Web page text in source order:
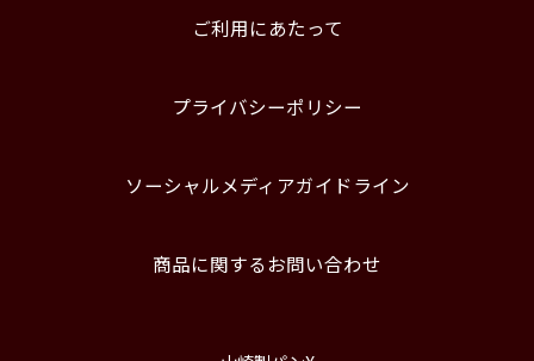
ご利用にあたって
プライバシーポリシー
ソーシャルメディアガイドライン
商品に関するお問い合わせ